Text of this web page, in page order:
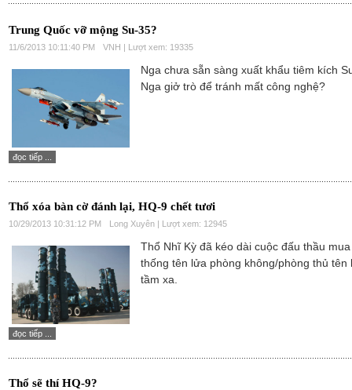
Trung Quốc vỡ mộng Su-35?
11/6/2013 10:11:40 PM VNH | Lượt xem: 19335
Nga chưa sẵn sàng xuất khẩu tiêm kích
Nga giở trò để tránh mất công nghệ?
đọc tiếp ...
Thổ xóa bàn cờ đánh lại, HQ-9 chết tươi
10/29/2013 10:31:12 PM Long Xuyên | Lượt xem: 12945
Thổ Nhĩ Kỳ đã kéo dài cuộc đấu thầu
thống tên lửa phòng không/phòng thủ tên
tầm xa.
đọc tiếp ...
Thổ sẽ thí HQ-9?